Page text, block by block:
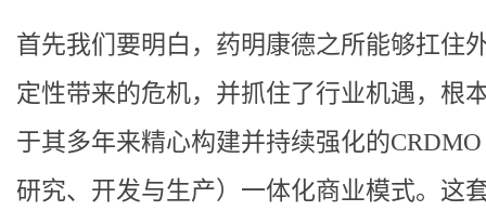
首先我们要明白，药明康德之所能够扛住
定性带来的危机，并抓住了行业机遇，根
于其多年来精心构建并持续强化的
研究、开发与生产）一体化商业模式。这